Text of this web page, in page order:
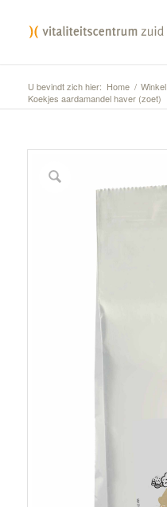
U bevindt zich hier: Home / Winkel
Koekjes aardamandel haver (zoet)